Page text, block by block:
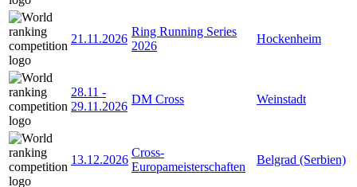
21.11.2026
Ring Running Series
2026
Hockenheim
28.11 -
29.11.2026
DM Cross Weinstadt
13.12.2026
Cross-
Europameisterschaften
Belgrad (Serbien)